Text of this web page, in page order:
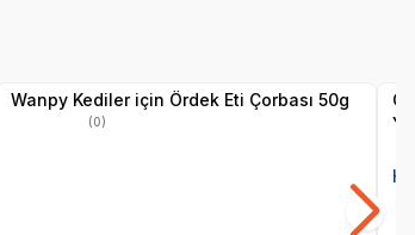
Wanpy Kediler için Ördek Eti Çorbası 50g
(0)